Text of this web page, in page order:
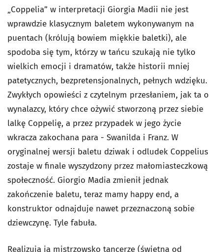
„Coppelia” w interpretacji Giorgia Madii nie jest
wprawdzie klasycznym baletem wykonywanym na
puentach (królują bowiem miękkie baletki), ale
spodoba się tym, którzy w tańcu szukają nie tylko
wielkich emocji i dramatów, także historii mniej
patetycznych, bezpretensjonalnych, pełnych wdzięku.
Zwykłych opowieści z czytelnym przesłaniem, jak ta o
wynalazcy, który chce ożywić stworzoną przez siebie
lalkę Coppelię, a przez przypadek w jego życie
wkracza zakochana para - Swanilda i Franz. W
oryginalnej wersji baletu dziwak i odludek Coppelius
zostaje w finale wyszydzony przez małomiasteczkową
społeczność. Giorgio Madia zmienił jednak
zakończenie baletu, teraz mamy happy end, a
konstruktor odnajduje nawet przeznaczoną sobie
dziewczynę. Tyle fabuła.
Realizują ją mistrzowsko tancerze (świetna od